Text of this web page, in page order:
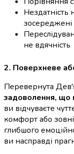
зосереджені
не вдячність
2. Поверхневе
Перевернута
задоволення, що
ви відчуваєте
комфорт або
глибшого
ви насправді